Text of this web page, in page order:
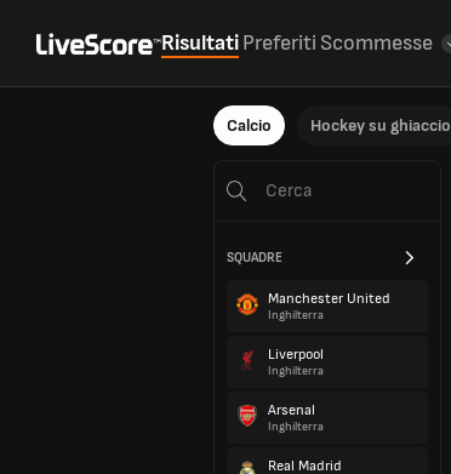
RisultatiPreferiti Scommesse
Calcio Hockey su ghiaccio
SQUADRE
Manchester United
Inghilterra
Liverpool
Inghilterra
Arsenal
Inghilterra
Real Madrid